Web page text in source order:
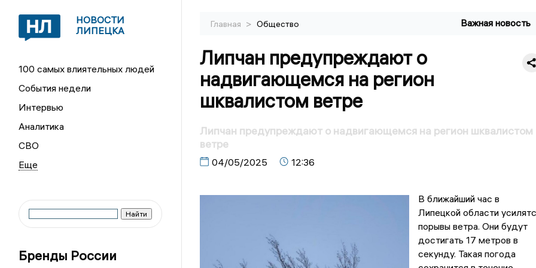
НОВОСТИ
ЛИПЕЦКА
100 самых влиятельных людей
События недели
Интервью
Аналитика
СВО
Бренды России
Главная > Общество Важная новость
Липчан предупреждают о
надвигающемся на регион
шквалистом ветре
Липчан предупреждают о надвигающемся на регион шквалистом
ветре
04/05/2025 12:36
В ближайший час в
Липецкой области
порывы ветра. Они будут
достигать 17 метров в
секунду. Такая погода